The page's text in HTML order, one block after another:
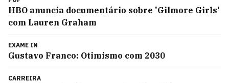
HBO anuncia documentário sobre 'Gilmore Girls'
com Lauren Graham
EXAME IN
Gustavo Franco: Otimismo com 2030
CARREIRA